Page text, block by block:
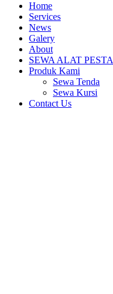
Home
Services
News
Galery
About
SEWA ALAT PESTA
Produk Kami
Sewa Tenda
Sewa Kursi
Contact Us